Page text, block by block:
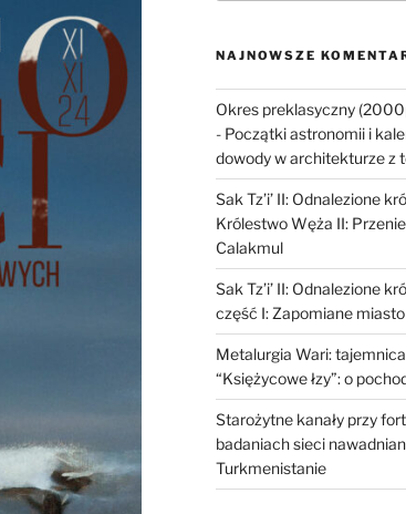
NAJNOWSZE
Okres preklasyczny
- Początki astronomii i
dowody w architekturze z
Sak Tz’i’ II: Odnalezione
Królestwo Węża II:
Calakmul
Sak Tz’i’ II: Odnalezione
część I: Zapomiane
Metalurgia Wari:
“Księżycowe łzy”: o
Starożytne kanały przy
badaniach sieci
Turkmenistanie